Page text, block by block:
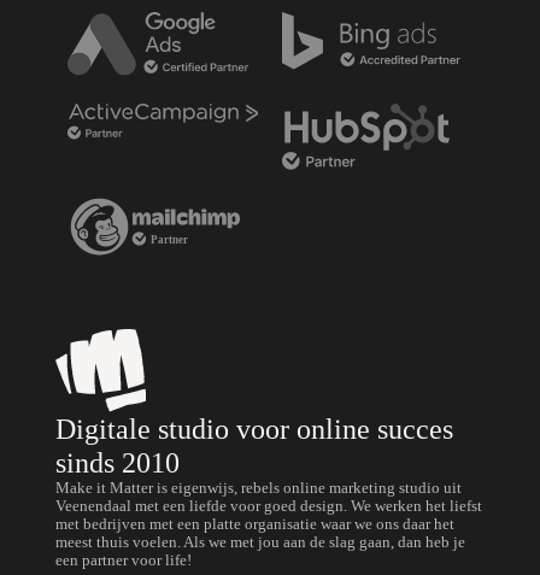
Digitale studio voor online succes
sinds 2010
Make it Matter is eigenwijs, rebels online marketing studio uit
Veenendaal met een liefde voor goed design. We werken het liefst
met bedrijven met een platte organisatie waar we ons daar het
meest thuis voelen. Als we met jou aan de slag gaan, dan heb je
een partner voor life!